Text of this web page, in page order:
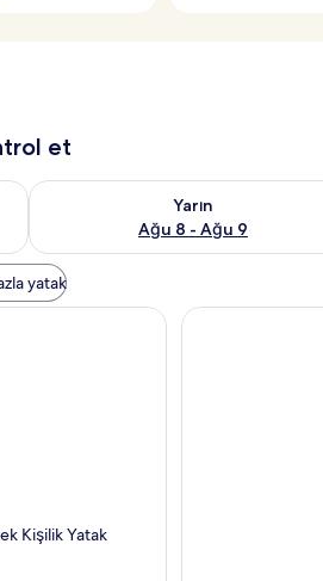
et
7 - Ağu 8
Yarın
Ağu 8 - Ağu 9
Yarın için müsaitliği kontrol et Ağu
yatak
Kişilik Yatak